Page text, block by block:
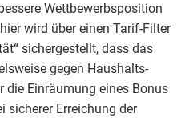
Wett­be­werbs­po­si­ti­on
wird über einen Tarif-Fil­ter
sicher­ge­stellt, dass das
gegen Haus­halts­
die Ein­räu­mung eines Bonus
siche­rer Errei­chung der